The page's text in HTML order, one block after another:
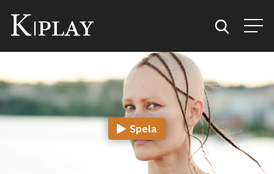
Sök
Kategorier
Spela